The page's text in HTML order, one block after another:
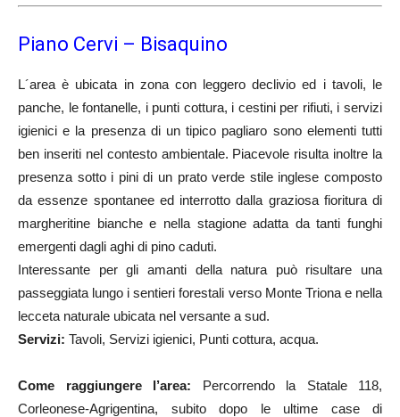
Piano Cervi – Bisaquino
L´area è ubicata in zona con leggero declivio ed i tavoli, le
panche, le fontanelle, i punti cottura, i cestini per rifiuti, i servizi
igienici e la presenza di un tipico pagliaro sono elementi tutti
ben inseriti nel contesto ambientale. Piacevole risulta inoltre la
presenza sotto i pini di un prato verde stile inglese composto
da essenze spontanee ed interrotto dalla graziosa fioritura di
margheritine bianche e nella stagione adatta da tanti funghi
emergenti dagli aghi di pino caduti.
Interessante per gli amanti della natura può risultare una
passeggiata lungo i sentieri forestali verso Monte Triona e nella
lecceta naturale ubicata nel versante a sud.
Servizi: Tavoli, Servizi igienici, Punti cottura, acqua.
Come raggiungere l’area: Percorrendo la Statale 118,
Corleonese-Agrigentina, subito dopo le ultime case di